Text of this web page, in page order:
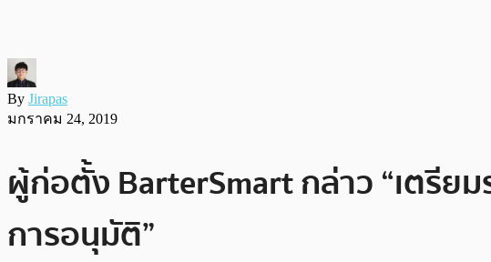
By Jirapas
มกราคม 24, 2019
ผู้ก่อตั้ง BarterSmart กล่าว “เตรียม
การอนุมัติ”